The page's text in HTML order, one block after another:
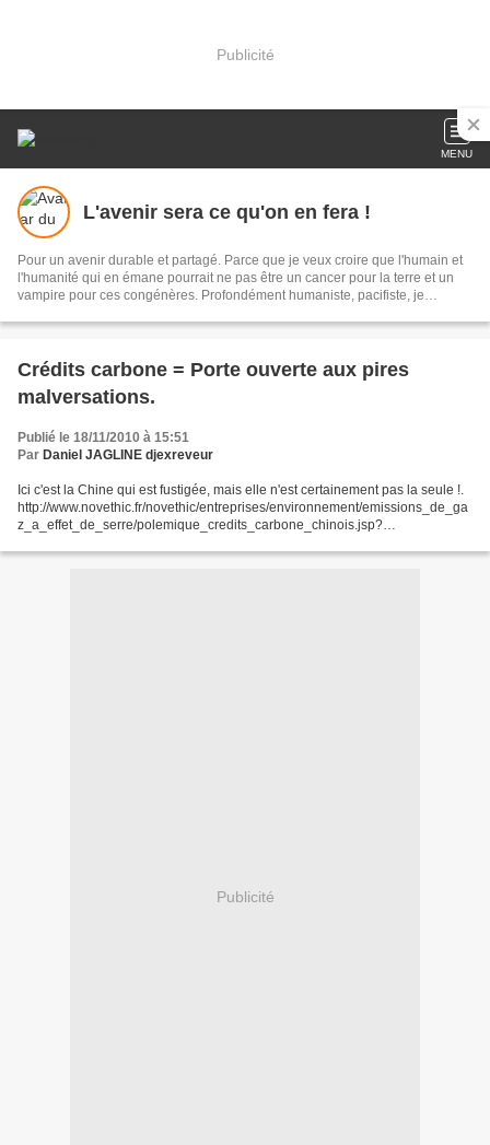
Publicité
MENU
L'avenir sera ce qu'on en fera !
Pour un avenir durable et partagé. Parce que je veux croire que l'humain et
l'humanité qui en émane pourrait ne pas être un cancer pour la terre et un
vampire pour ces congénères. Profondément humaniste, pacifiste, je
destruction systémique de notre écosystème nourricier qu'est la planète. Je
humaine car toute vie est interdépendante des autres. Et rappelons nous, la
seule énergie qui n'émet pas de GES est celle qu'on utilise pas ! Le
superflue de nos consommations c'est de l'énergie vitale que nous volons à
Crédits carbone = Porte ouverte aux pires
malversations.
Publié le 18/11/2010 à 15:51
Par Daniel JAGLINE djexreveur
Ici c'est la Chine qui est fustigée, mais elle n'est certainement pas la seule !.
http://www.novethic.fr/novethic/entreprises/environnement/emissions_de_ga
z_a_effet_de_serre/polemique_credits_carbone_chinois.jsp?
wsletter=ok...
Publicité